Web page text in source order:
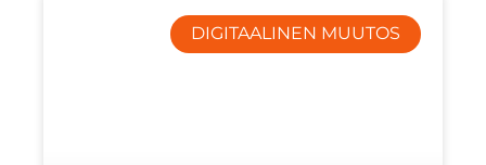
DIGITAALINEN MUUTOS